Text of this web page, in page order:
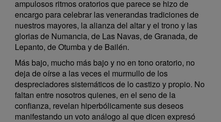
ampulosos ritmos oratorios que parece se hizo de
encargo para celebrar las venerandas tradiciones de
nuestros mayores, la alianza del altar y el trono y las
glorias de Numancia, de Las Navas, de Granada, de
Lepanto, de Otumba y de Bailén.
Más bajo, mucho más bajo y no en tono oratorio, no
deja de oírse a las veces el murmullo de los
despreciadores sistemáticos de lo castizo y propio. No
faltan entre nosotros quienes, en el seno de la
confianza, revelan hiperbólicamente sus deseos
manifestando un voto análogo al que dicen expresó